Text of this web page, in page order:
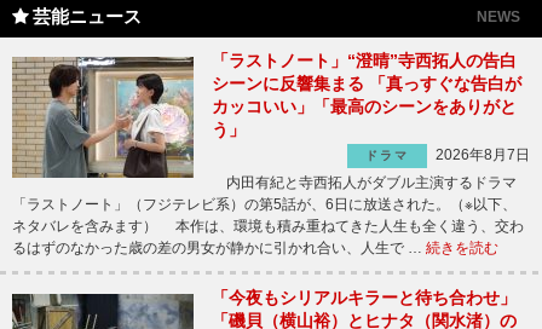
芸能ニュース NEWS
「ラストノート」“澄晴”寺西拓人の告白
シーンに反響集まる 「真っすぐな告白が
カッコいい」「最高のシーンをありがと
う」
ドラマ
2026年8月7日
内田有紀と寺西拓人がダブル主演するドラマ
「ラストノート」（フジテレビ系）の第5話が、6日に放送された。（※以下、
ネタバレを含みます） 本作は、環境も積み重ねてきた人生も全く違う、交わ
るはずのなかった歳の差の男女が静かに引かれ合い、人生で … 続きを読む
「今夜もシリアルキラーと待ち合わせ」
「磯貝（横山裕）とヒナタ（関水渚）の